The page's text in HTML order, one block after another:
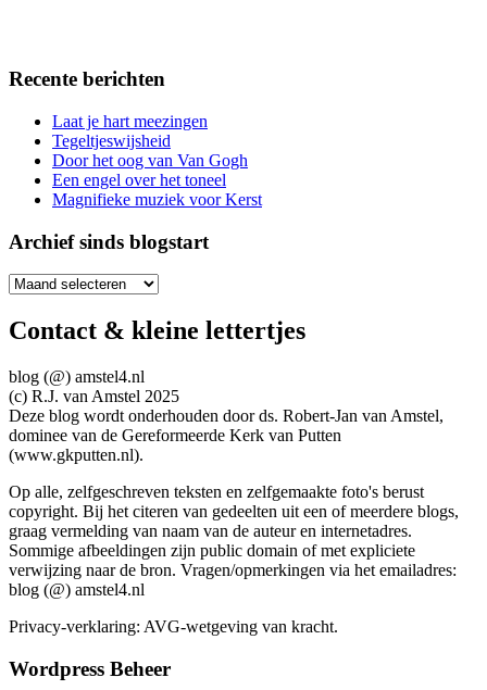
Recente berichten
Laat je hart meezingen
Tegeltjeswijsheid
Door het oog van Van Gogh
Een engel over het toneel
Magnifieke muziek voor Kerst
Archief sinds blogstart
Archief
blogstart
Contact & kleine lettertjes
blog (@) amstel4.nl
(c) R.J. van Amstel 2025
Deze blog wordt onderhouden door ds. Robert-Jan van Amstel,
dominee van de Gereformeerde Kerk van Putten
(www.gkputten.nl).
Op alle, zelfgeschreven teksten en zelfgemaakte foto's berust
copyright. Bij het citeren van gedeelten uit een of meerdere blogs,
graag vermelding van naam van de auteur en internetadres.
Sommige afbeeldingen zijn public domain of met expliciete
verwijzing naar de bron. Vragen/opmerkingen via het emailadres:
blog (@) amstel4.nl
Privacy-verklaring: AVG-wetgeving van kracht.
Wordpress Beheer